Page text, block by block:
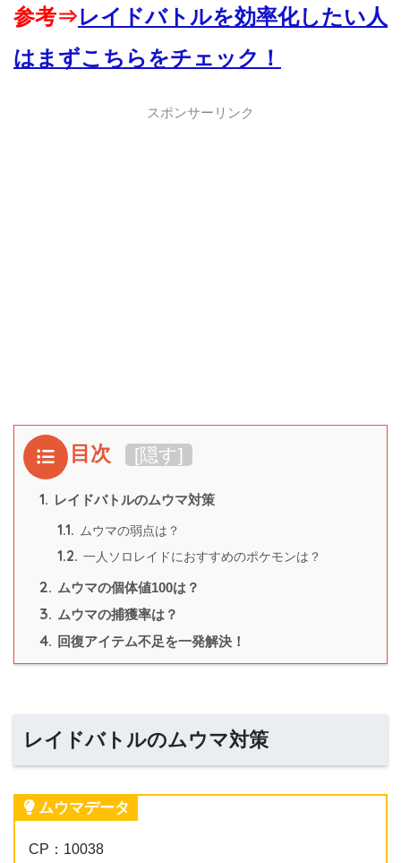
参考⇒レイドバトルを効率化したい人
はまずこちらをチェック！
スポンサーリンク
目次 [隠す]
1. レイドバトルのムウマ対策
1.1. ムウマの弱点は？
1.2. 一人ソロレイドにおすすめのポケモンは？
2. ムウマの個体値100は？
3. ムウマの捕獲率は？
4. 回復アイテム不足を一発解決！
レイドバトルのムウマ対策
ムウマデータ
CP：10038